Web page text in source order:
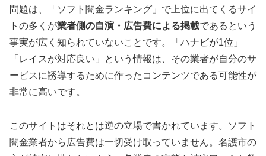
問題は、「ソフト闇金ランキング」で上位に出てくるサイ
トの多くが業者側の自演・広告費による掲載であるという
事実が広く知られていないことです。「ハナビが1位」
「レイスが対応良い」という情報は、その業者が自分のサ
ービスに誘導するために作ったコンテンツである可能性が
非常に高いです。
このサイトはそれとは逆の立場で書かれています。ソフト
闇金業者から広告費は一切受け取っていません。名護市の